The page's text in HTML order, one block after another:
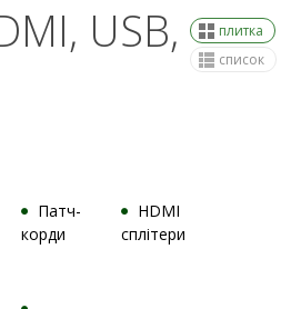
USB,
плитка
список
Патч-
корди
HDMI
сплітери